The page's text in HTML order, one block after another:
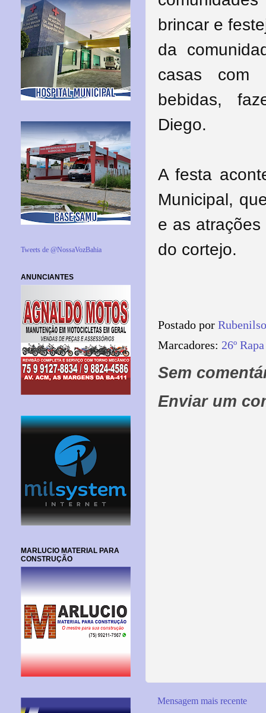
brincar e
da
casas com
bebidas,
Diego.
A festa
Municipal,
e as
do cortejo.
Postado por
Marcadores: 26º
Sem
Enviar um
Mensagem mais recente
Tweets de @NossaVozBahia
ANUNCIANTES
MARLUCIO MATERIAL PARA
CONSTRUÇÃO